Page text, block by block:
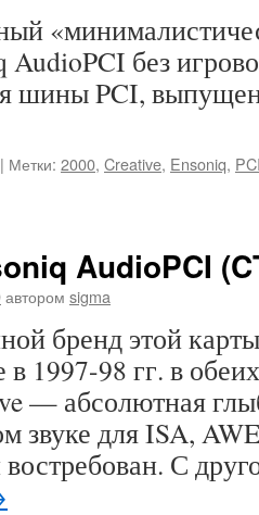
AudioPCI без
шины PCI,
| Метки: 2000, Creative, Ensoniq,
AudioPCI
автором sigma
бренд этой
1997-98 гг. в
— абсолютная
звуке для ISA,
востребован. С